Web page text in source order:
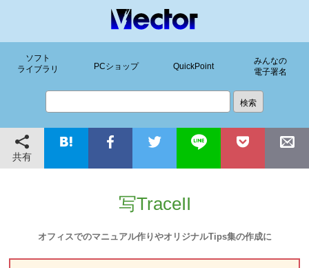
ソフト
ライブラリ
PCショップ QuickPoint
みんなの
電子署名
共有
写TraceII
オフィスでのマニュアル作りやオリジナルTips集の作成に